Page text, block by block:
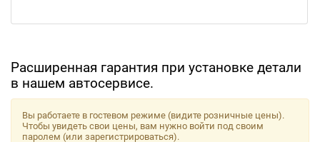
Расширенная гарантия при установке детали
в нашем автосервисе.
Вы работаете в гостевом режиме (видите розничные цены).
Чтобы увидеть свои цены, вам нужно войти под своим
паролем (или зарегистрироваться).